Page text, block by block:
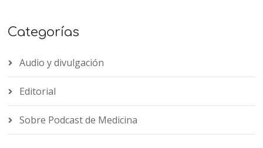
Categorías
Audio y divulgación
Editorial
Sobre Podcast de Medicina